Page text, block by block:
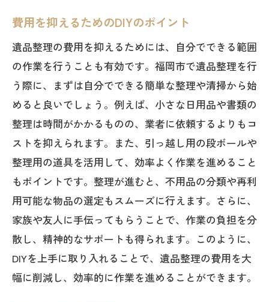
自分で整理する際の注意点
整理に必要な道具とその使い方
福岡市で遺品整理業者を比較して賢く費用を
抑える方法
複数業者からの見積もり取得の重要性
料金体系の比較ポイント
サービス内容と費用のバランスを考慮す
る
口コミや評価を参考にする方法
費用以外の重要な選定基準
契約前に確認すべき重要事項
福岡市の遺品整理適切な準備で費用を抑える
ためのガイド
費用を抑えるためのDIYのポイント
遺品整理の費用を抑えるためには、自分でできる範囲
の作業を行うことも有効です。福岡市で遺品整理を行
う際に、まずは自分でできる簡単な整理や清掃から始
めると良いでしょう。例えば、小さな日用品や書類の
整理は時間がかかるものの、業者に依頼するよりもコ
ストを抑えられます。また、引っ越し用の段ボールや
整理用の道具を活用して、効率よく作業を進めること
もポイントです。整理が進むと、不用品の分類や再利
用可能な物品の選定もスムーズに行えます。さらに、
家族や友人に手伝ってもらうことで、作業の負担を分
散し、精神的なサポートも得られます。このように、
DIYを上手に取り入れることで、遺品整理の費用を大
幅に削減し、効率的に作業を進めることができます。